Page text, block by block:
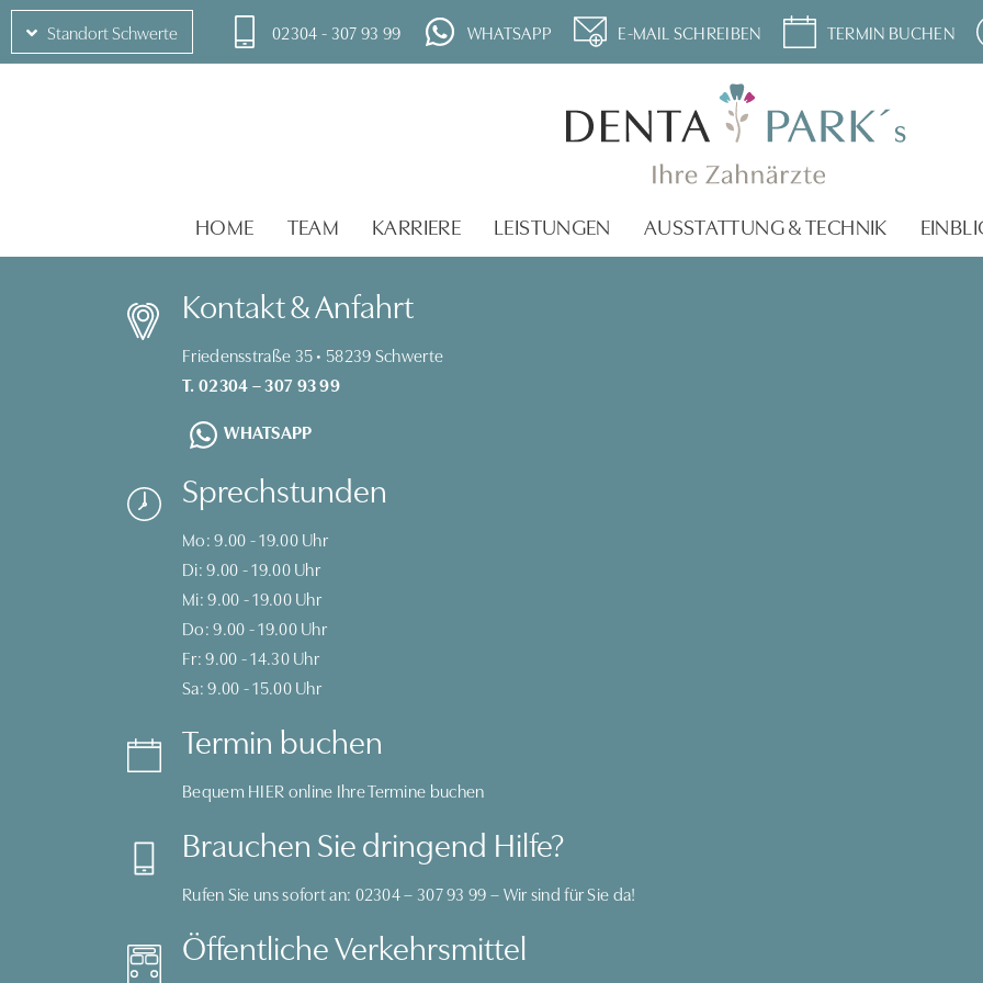
Standort Schwerte 02304 - 307 93 99 WHATSAPP E-MAIL SCHREIBEN TERMIN BUCHEN
HOME TEAM KARRIERE LEISTUNGEN AUSSTATTUNG & TECHNIK
Kontakt & Anfahrt
Friedensstraße 35 • 58239 Schwerte
T. 02304 – 307 93 99
WHATSAPP
Sprechstunden
Mo: 9.00 - 19.00 Uhr
Di: 9.00 - 19.00 Uhr
Mi: 9.00 - 19.00 Uhr
Do: 9.00 - 19.00 Uhr
Fr: 9.00 - 14.30 Uhr
Sa: 9.00 - 15.00 Uhr
Termin buchen
Bequem HIER online Ihre Termine buchen
Brauchen Sie dringend Hilfe?
Rufen Sie uns sofort an: 02304 – 307 93 99– Wir sind für Sie da!
Öffentliche Verkehrsmittel